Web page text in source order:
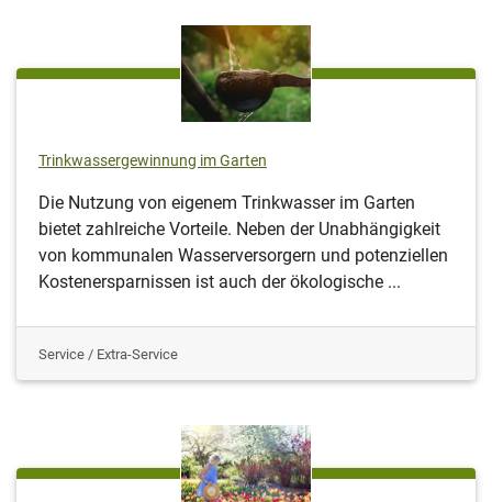
Trinkwassergewinnung im Garten
Die Nutzung von eigenem Trinkwasser im Garten
bietet zahlreiche Vorteile. Neben der Unabhängigkeit
von kommunalen Wasserversorgern und potenziellen
Kostenersparnissen ist auch der ökologische ...
Service / Extra-Service